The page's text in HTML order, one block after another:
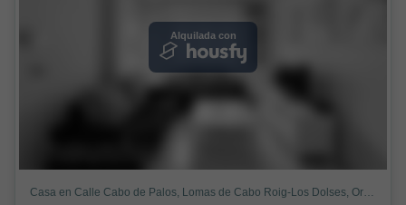
Alquilada con
Casa en Calle Cabo de Palos, Lomas de Cabo Roig-Los Dolses, Orihuela